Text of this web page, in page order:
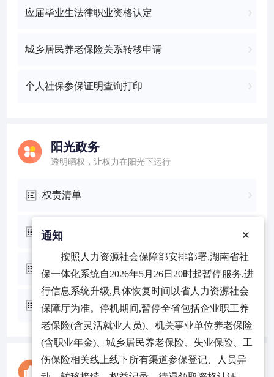
应届毕业生法律职业资格认定
城乡居民养老保险关系转移申请
个人社保参保证明查询打印
阳光政务
透明晒权，让权力在阳光下运行
权责清单
公共服务事项清单
中介清单
政务服务事项清单
好差评
通知
按照人力资源社会保障部安排部署,湖南省社
保一体化系统自2026年5月26日20时起暂停服务,进
行信息系统升级,具体恢复时间以省人力资源社会
保障厅为准。停机期间,暂停全省包括企业职工养
老保险(含灵活就业人员)、机关事业单位养老保险
(含职业年金)、城乡居民养老保险、失业保险、工
伤保险相关线上线下所有渠道参保登记、人员异